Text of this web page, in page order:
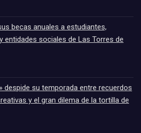
becas anuales a estudiantes,
entidades sociales de Las Torres de
despide su temporada entre recuerdos
y el gran dilema de la tortilla de